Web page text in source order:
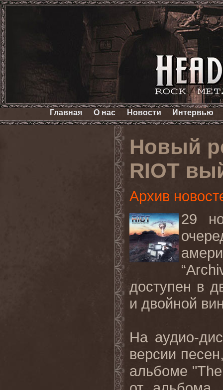
Главная О нас Новости Интервью
Новый
RIOT
Архив
29
доступен в
и двойной
На аудио-
версии
альбоме